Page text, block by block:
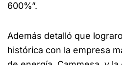
600%”.
Además detalló que
histórica con la empresa